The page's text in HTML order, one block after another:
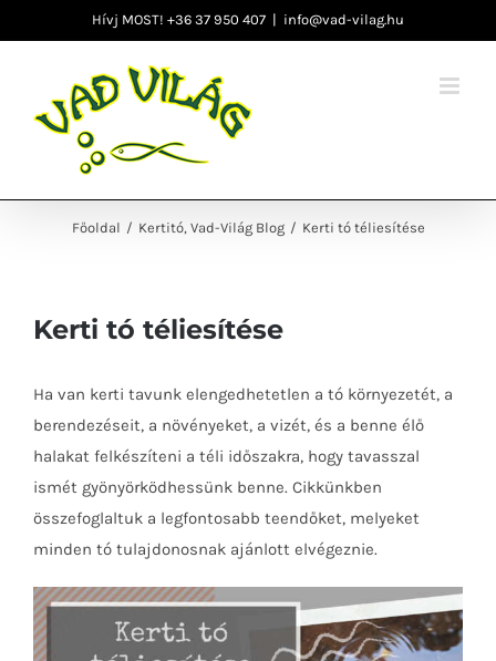
Hívj MOST! +36 37 950 407 | info@vad-vilag.hu
Főoldal / Kertitó, Vad-Világ Blog / Kerti tó téliesítése
Kerti tó téliesítése
Ha van kerti tavunk elengedhetetlen a tó környezetét, a
berendezéseit, a növényeket, a vizét, és a benne élő
halakat felkészíteni a téli időszakra, hogy tavasszal
ismét gyönyörködhessünk benne. Cikkünkben
összefoglaltuk a legfontosabb teendőket, melyeket
minden tó tulajdonosnak ajánlott elvégeznie.